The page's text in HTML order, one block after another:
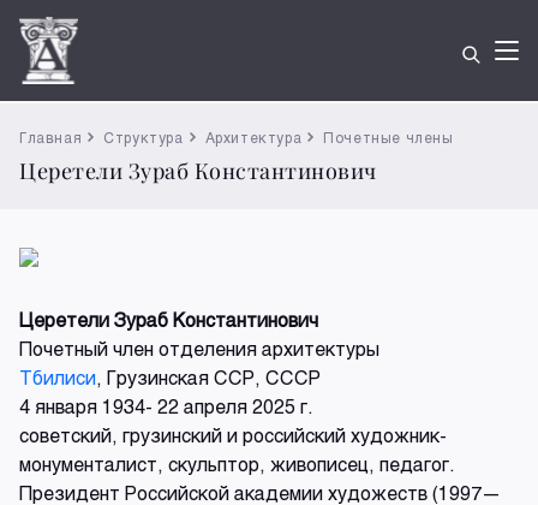
Главная Структура Архитектура Почетные члены
Церетели Зураб Константинович
Церетели Зураб Константинович
Почетный член отделения архитектуры
Тбилиси, Грузинская ССР, СССР
4 января 1934- 22 апреля 2025 г.
советский, грузинский и российский художник-
монументалист, скульптор, живописец, педагог.
Президент Российской академии художеств (1997—